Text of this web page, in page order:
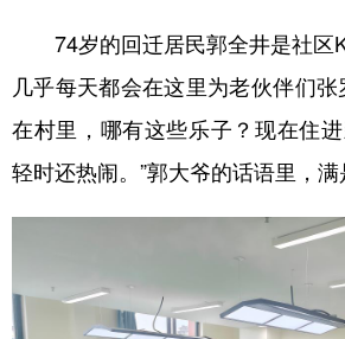
74岁的回迁居民郭全井是社区K
几乎每天都会在这里为老伙伴们张
在村里，哪有这些乐子？现在住
轻时还热闹。”郭大爷的话语里，满